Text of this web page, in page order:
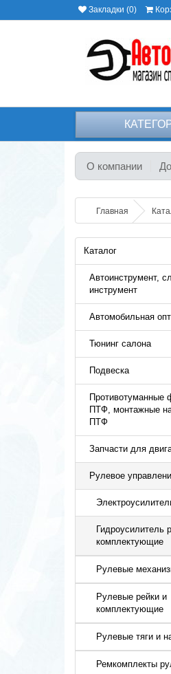
Закладки (0)
О компании
Главная
Каталог
Автоинструмент,
инструмент
Автомобильная
Тюнинг салона
Подвеска
Противотуманные
ПТФ, монтажные
ПТФ
Запчасти для
Рулевое
Гидроусилитель
комплектующие
Рулевые
Рулевые рейки и
комплектующие
Рулевые тяги и
Ремкомплекты